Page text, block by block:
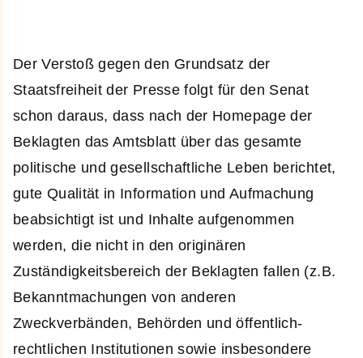
Der Verstoß gegen den Grundsatz der
Staatsfreiheit der Presse folgt für den Senat
schon daraus, dass nach der Homepage der
Beklagten das Amtsblatt über das gesamte
politische und gesellschaftliche Leben berichtet,
gute Qualität in Information und Aufmachung
beabsichtigt ist und Inhalte aufgenommen
werden, die nicht in den originären
Zuständigkeitsbereich der Beklagten fallen (z.B.
Bekanntmachungen von anderen
Zweckverbänden, Behörden und öffentlich-
rechtlichen Institutionen sowie insbesondere